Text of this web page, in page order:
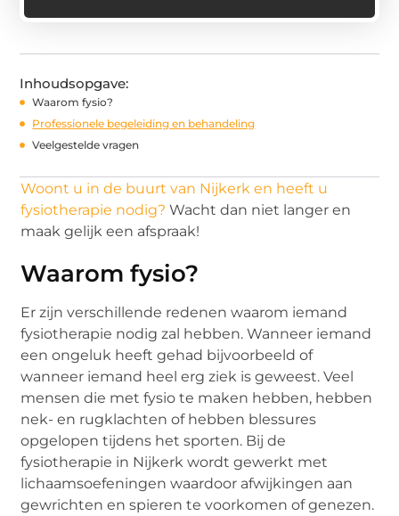
Inhoudsopgave:
Waarom fysio?
Professionele begeleiding en behandeling
Veelgestelde vragen
Woont u in de buurt van Nijkerk en heeft u
fysiotherapie nodig?Wacht dan niet langer en
maak gelijk een afspraak!
Waarom fysio?
Er zijn verschillende redenen waarom iemand
fysiotherapie nodig zal hebben. Wanneer iemand
een ongeluk heeft gehad bijvoorbeeld of
wanneer iemand heel erg ziek is geweest. Veel
mensen die met fysio te maken hebben, hebben
nek- en rugklachten of hebben blessures
opgelopen tijdens het sporten. Bij de
fysiotherapie in Nijkerk wordt gewerkt met
lichaamsoefeningen waardoor afwijkingen aan
gewrichten en spieren te voorkomen of genezen.